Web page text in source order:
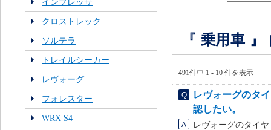
インプレッサ
クロストレック
ソルテラ
トレイルシーカー
レヴォーグ
フォレスター
WRX S4
『 乗用車
491件中 1 - 10 件を表示
レヴォーグのタ
認したい。
レヴォーグのタイ